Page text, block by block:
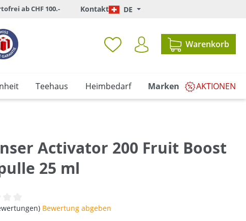
ab CHF 100.- Kontakt DE
Warenkorb
Teehaus Heimbedarf Marken AKTIONEN
Activator 200 Fruit Boost
25 ml
Bewertung von 0 von 5 Sternen
Bewertung abgeben